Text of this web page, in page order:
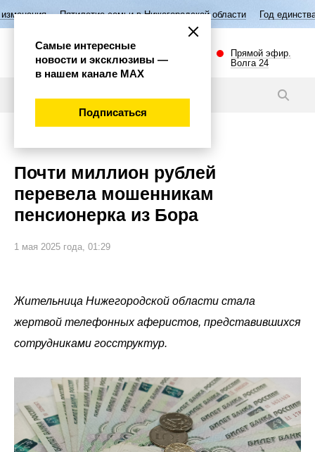
Пятилетие семьи в Нижегородской области Год единства народов
Прямой эфир.
Волга 24
Почти миллион рублей
перевела мошенникам
пенсионерка из Бора
1 мая 2025 года, 01:29
Жительница Нижегородской области стала
жертвой телефонных аферистов, представившихся
сотрудниками госструктур.
Самые интересные
новости и эксклюзивы —
в нашем канале МАХ
Подписаться